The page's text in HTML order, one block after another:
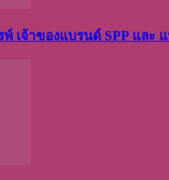
เจ้าของแบรนด์ SPP และ